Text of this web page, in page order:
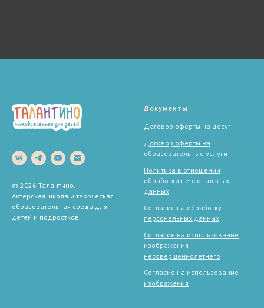
© 2026 Талантино.
Актерская школа и творческая
образовательная среда для
детей и подростков.
Документы
Договор оферты на досуг
Договор оферты на
образовательные услуги
Политика в отношении
обработки персональных
данных
Согласие на обработку
персональных данных
Согласие на использование
изображения
несовершеннолетнего
Согласие на использование
изображения